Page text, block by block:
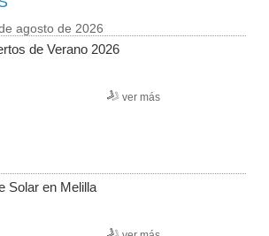
agosto de 2026
de Verano 2026
ver más
Solar en Melilla